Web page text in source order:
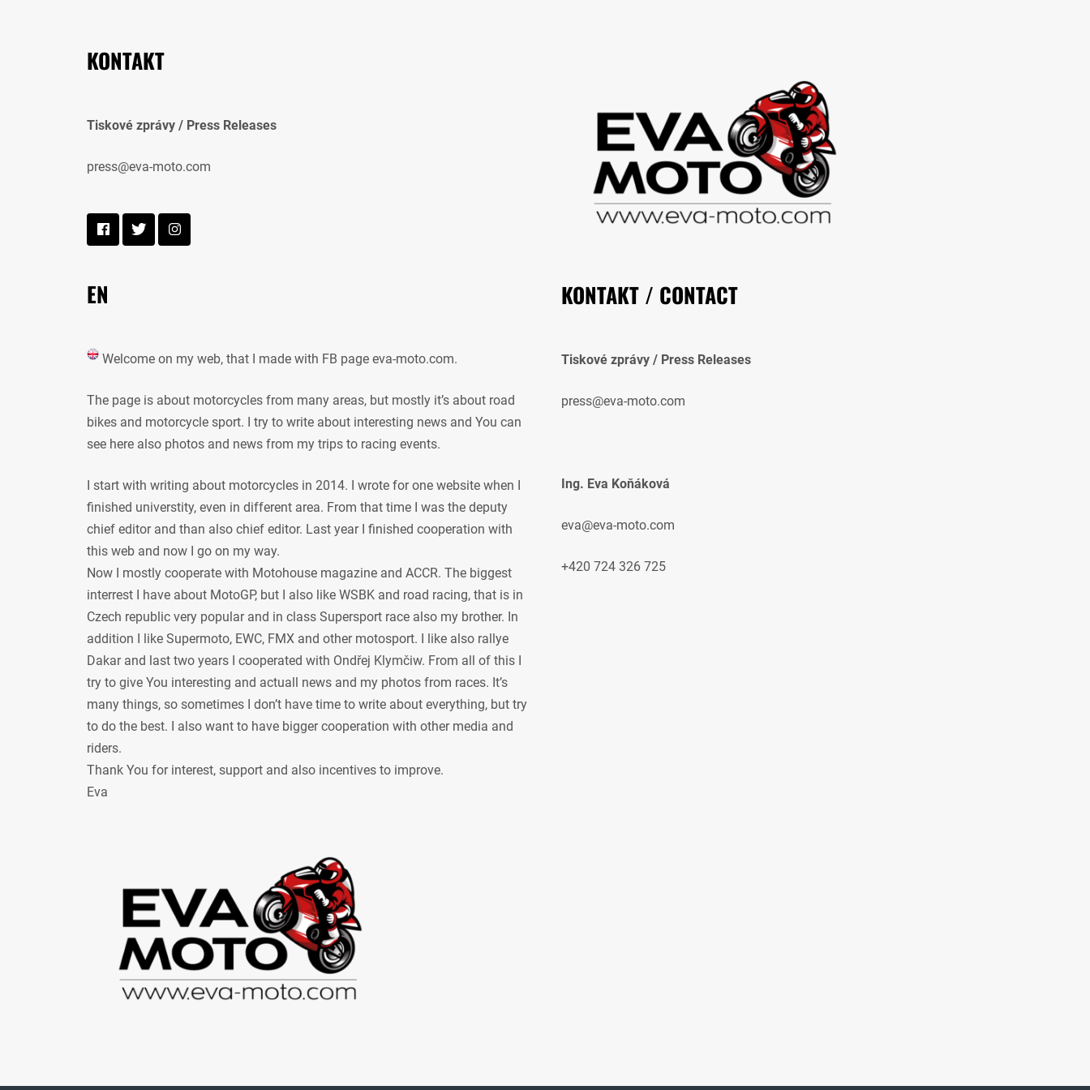
KONTAKT
Tiskové zprávy / Press Releases
press@eva-moto.com
EN
Welcome on my web, that I made with FB page eva-moto.com.
The page is about motorcycles from many areas, but mostly it’s about road
bikes and motorcycle sport. I try to write about interesting news and You can
see here also photos and news from my trips to racing events.
I start with writing about motorcycles in 2014. I wrote for one website when I
finished universtity, even in different area. From that time I was the deputy
chief editor and than also chief editor. Last year I finished cooperation with
this web and now I go on my way.
Now I mostly cooperate with Motohouse magazine and ACCR. The biggest
interrest I have about MotoGP, but I also like WSBK and road racing, that is in
Czech republic very popular and in class Supersport race also my brother. In
addition I like Supermoto, EWC, FMX and other motosport. I like also rallye
Dakar and last two years I cooperated with Ondřej Klymčiw. From all of this I
try to give You interesting and actuall news and my photos from races. It’s
many things, so sometimes I don’t have time to write about everything, but try
to do the best. I also want to have bigger cooperation with other media and
riders.
Thank You for interest, support and also incentives to improve.
Eva
KONTAKT / CONTACT
Tiskové zprávy / Press Releases
press@eva-moto.com
Ing. Eva Koňáková
eva@eva-moto.com
+420 724 326 725